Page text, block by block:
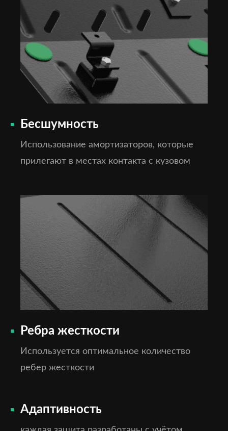
Бесшумность
Использование амортизаторов, которые
прилегают в местах контакта с кузовом
Ребра жесткости
Используется оптимальное количество
ребер жесткости
Адаптивность